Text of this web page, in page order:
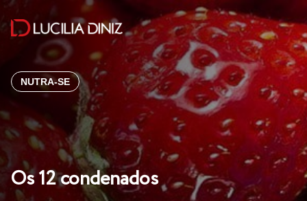
NUTRA-SE
Os 12 condenados